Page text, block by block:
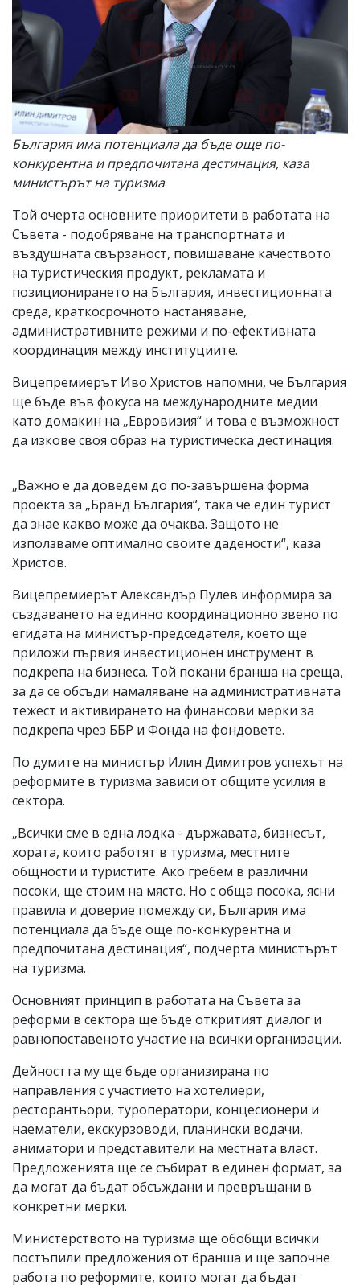
България има потенциала да бъде още по-
конкурентна и предпочитана дестинация, каза
министърът на туризма
Той очерта основните приоритети в работата на
Съвета - подобряване на транспортната и
въздушната свързаност, повишаване качеството
на туристическия продукт, рекламата и
позиционирането на България, инвестиционната
среда, краткосрочното настаняване,
административните режими и по-ефективната
координация между институциите.
Вицепремиерът Иво Христов напомни, че България
ще бъде във фокуса на международните медии
като домакин на „Евровизия“ и това е възможност
да изкове своя образ на туристическа дестинация.
„Важно е да доведем до по-завършена форма
проекта за „Бранд България“, така че един турист
да знае какво може да очаква. Защото не
използваме оптимално своите дадености“, каза
Христов.
Вицепремиерът Александър Пулев информира за
създаването на единно координационно звено по
егидата на министър-председателя, което ще
приложи първия инвестиционен инструмент в
подкрепа на бизнеса. Той покани бранша на среща,
за да се обсъди намаляване на административната
тежест и активирането на финансови мерки за
подкрепа чрез ББР и Фонда на фондовете.
По думите на министър Илин Димитров успехът на
реформите в туризма зависи от общите усилия в
сектора.
„Всички сме в една лодка - държавата, бизнесът,
хората, които работят в туризма, местните
общности и туристите. Ако гребем в различни
посоки, ще стоим на място. Но с обща посока, ясни
правила и доверие помежду си, България има
потенциала да бъде още по-конкурентна и
предпочитана дестинация“, подчерта министърът
на туризма.
Основният принцип в работата на Съвета за
реформи в сектора ще бъде откритият диалог и
равнопоставеното участие на всички организации.
Дейността му ще бъде организирана по
направления с участието на хотелиери,
ресторантьори, туроператори, концесионери и
наематели, екскурзоводи, планински водачи,
аниматори и представители на местната власт.
Предложенията ще се събират в единен формат, за
да могат да бъдат обсъждани и превръщани в
конкретни мерки.
Министерството на туризма ще обобщи всички
постъпили предложения от бранша и ще започне
работа по реформите, които могат да бъдат